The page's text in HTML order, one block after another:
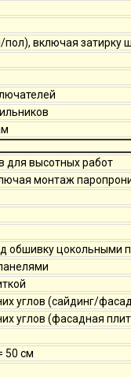
пол), включая затирку
для высотных работ
монтаж
обшивку цокольными
углов (сайдинг/
углов (фасадная
50 см